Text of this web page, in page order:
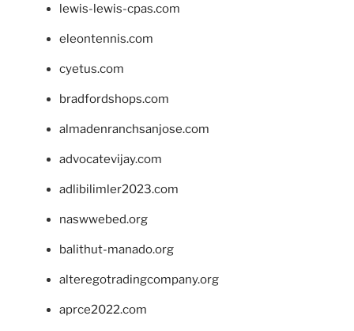
lewis-lewis-cpas.com
eleontennis.com
cyetus.com
bradfordshops.com
almadenranchsanjose.com
advocatevijay.com
adlibilimler2023.com
naswwebed.org
balithut-manado.org
alteregotradingcompany.org
aprce2022.com